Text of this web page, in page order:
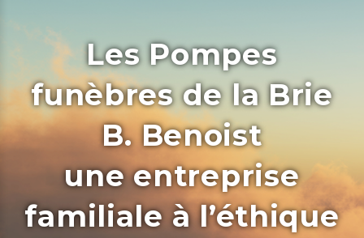
Les Pompes
funèbres de la Brie
B. Benoist
une entreprise
familiale à l’éthique